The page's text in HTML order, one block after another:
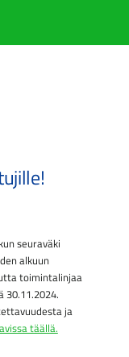
seuraväki
alkuun
toimintalinjaa
30.11.2024.
ja
täällä.